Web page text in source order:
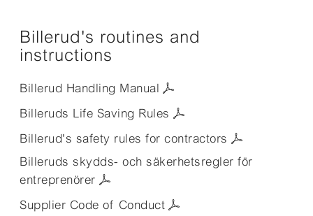
Billerud's routines and
instructions
Billerud Handling Manual
Billeruds Life Saving Rules
Billerud's safety rules for contractors
Billeruds skydds- och säkerhetsregler för
entreprenörer
Supplier Code of Conduct